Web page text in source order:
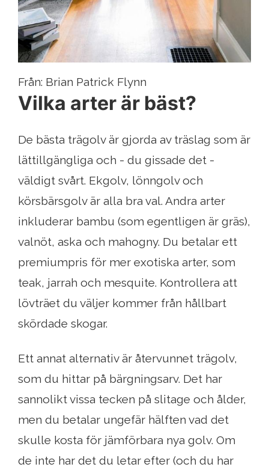
Från: Brian Patrick Flynn
Vilka arter är bäst?
De bästa trägolv är gjorda av träslag som är
lättillgängliga och - du gissade det -
väldigt svårt. Ekgolv, lönngolv och
körsbärsgolv är alla bra val. Andra arter
inkluderar bambu (som egentligen är gräs),
valnöt, aska och mahogny. Du betalar ett
premiumpris för mer exotiska arter, som
teak, jarrah och mesquite. Kontrollera att
lövträet du väljer kommer från hållbart
skördade skogar.
Ett annat alternativ är återvunnet trägolv,
som du hittar på bärgningsarv. Det har
sannolikt vissa tecken på slitage och ålder,
men du betalar ungefär hälften vad det
skulle kosta för jämförbara nya golv. Om
de inte har det du letar efter (och du har